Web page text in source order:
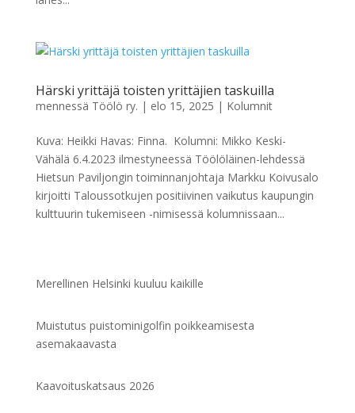
Härski yrittäjä toisten yrittäjien taskuilla
mennessä Töölö ry. | elo 15, 2025 | Kolumnit
Kuva: Heikki Havas: Finna. Kolumni: Mikko Keski-
Vähälä 6.4.2023 ilmestyneessä Töölöläinen-lehdessä
Hietsun Paviljongin toiminnanjohtaja Markku Koivusalo
kirjoitti Taloussotkujen positiivinen vaikutus kaupungin
kulttuurin tukemiseen -nimisessä kolumnissaan...
Merellinen Helsinki kuuluu kaikille
Muistutus puistominigolfin poikkeamisesta
asemakaavasta
Kaavoituskatsaus 2026